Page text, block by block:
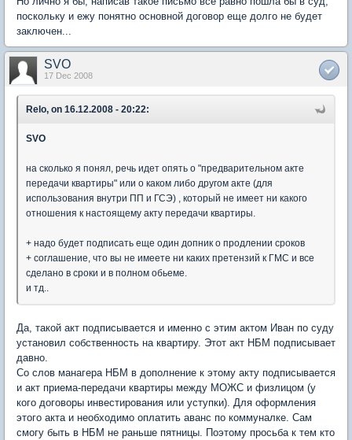
поскольку и ежу понятно основной договор еще долго не будет
заключен...
SVO
17 Dec 2008
Relo, on 16.12.2008 - 20:22:
SVO
на сколько я понял, речь идет опять о "предварительном акте
передачи квартиры" или о каком либо другом акте (для
использования внутри ПП и ГСЭ) , который не имеет ни какого
отношения к настоящему акту передачи квартиры.
+ надо будет подписать еще один допник о продлении сроков
+ соглашение, что вы не имеете ни каких претензий к ГМС и все
сделано в сроки и в полном обьеме.
и тд..
Да, такой акт подписывается и именно с этим актом Иван по суду
установил собственность на квартиру. Этот акт НБМ подписывает
давно.
Со слов манагера НБМ в дополнение к этому акту подписывается
и акт приема-передачи квартиры между МОЖС и физлицом (у
кого договоры инвестирования или уступки). Для оформления
этого акта и необходимо оплатить аванс по коммуналке. Сам
смогу быть в НБМ не раньше пятницы. Поэтому просьба к тем кто